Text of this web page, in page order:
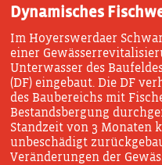
Dynamisches
Im Hoyerswerdaer
einer
Unterwasser des
(DF) eingebaut. Die DF
des Baubereichs mit
Bestandsbergung
Standzeit von 3 Monaten
unbeschädigt
Veränderungen der